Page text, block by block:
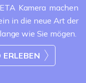
Kamera machen
in die neue Art der
wie Sie mögen.